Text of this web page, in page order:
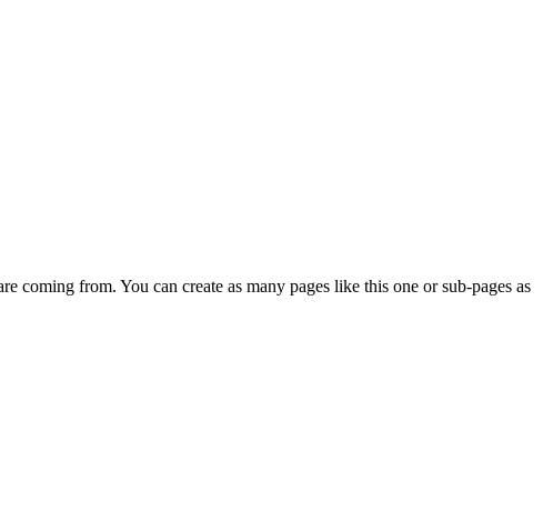
from. You can create as many pages like this one or sub-pages as